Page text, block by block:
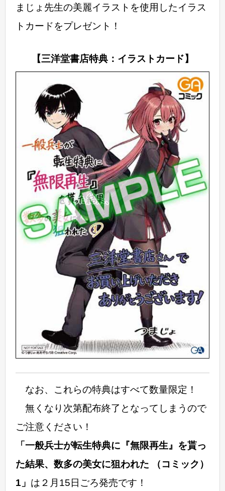
まじょ先生の美麗イラストを使用したイラス
トカードをプレゼント！
【三洋堂書店特典：イラストカード】
なお、これらの特典はすべて数量限定！
無くなり次第配布終了となってしまうので
ご注意ください！
「一般兵士が転生特典に『無限再生』を貰っ
た結果、数多の美女に狙われた （コミック）
1」 は２月15日ごろ発売です！